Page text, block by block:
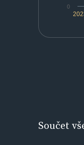
0
Součet